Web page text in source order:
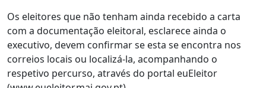
Os eleitores que não tenham ainda recebido a carta
com a documentação eleitoral, esclarece ainda o
executivo, devem confirmar se esta se encontra nos
correios locais ou localizá-la, acompanhando o
respetivo percurso, através do portal euEleitor